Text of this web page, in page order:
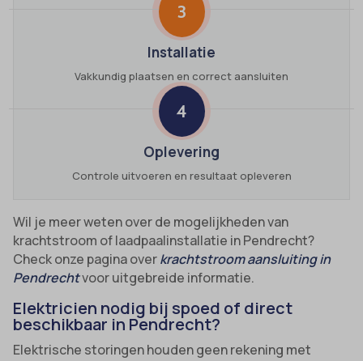
3
Installatie
Vakkundig plaatsen en correct aansluiten
4
Oplevering
Controle uitvoeren en resultaat opleveren
Wil je meer weten over de mogelijkheden van
krachtstroom of laadpaalinstallatie in Pendrecht?
Check onze pagina overkrachtstroom aansluiting in
Pendrechtvoor uitgebreide informatie.
Elektricien nodig bij spoed of direct
beschikbaar in Pendrecht?
Elektrische storingen houden geen rekening met